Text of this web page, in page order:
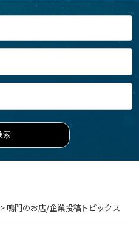
> 鳴門のお店/企業投稿トピックス